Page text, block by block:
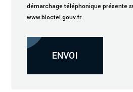
démarchage téléphonique présente
www.bloctel.gouv.fr.
ENVOI